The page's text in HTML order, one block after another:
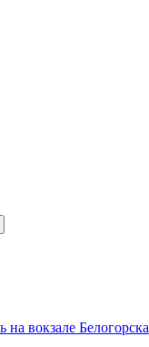
вокзале Белогорска